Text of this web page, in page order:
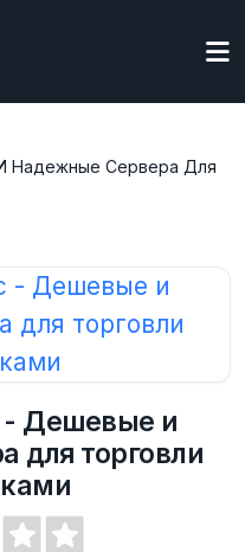
Надежные Сервера Для
- Дешевые и
для торговли